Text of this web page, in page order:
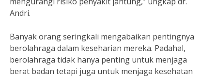
Andri.
Banyak orang seringkali mengabaikan pentingnya
berolahraga dalam keseharian mereka. Padahal,
berolahraga tidak hanya penting untuk menjaga
berat badan tetapi juga untuk menjaga kesehatan